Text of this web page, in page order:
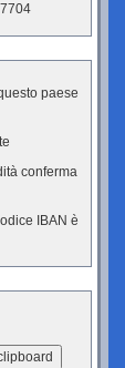
paese
conferma
IBAN è